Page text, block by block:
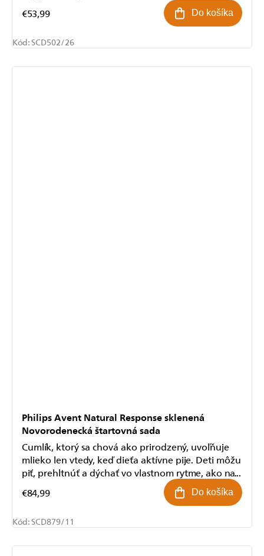
€53,99 Do košíka
Kód:SCD502/26
Philips Avent Natural Response sklenená
Novorodenecká štartovná sada
€84,99 Do košíka
Cumlík, ktorý sa chová ako prirodzený, uvoľňuje
mlieko len vtedy, keď dieťa aktívne pije. Deti môžu
piť, prehltnúť a dýchať vo vlastnom rytme, ako na...
Kód:SCD879/11